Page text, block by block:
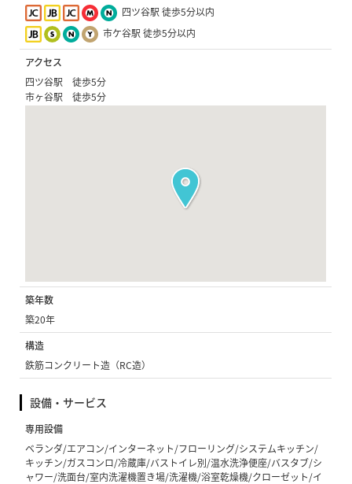
四ツ谷駅 徒歩5分以内
市ケ谷駅 徒歩5分以内
アクセス
四ツ谷駅 徒歩5分
市ヶ谷駅 徒歩5分
築年数
築20年
構造
鉄筋コンクリート造（RC造）
設備・サービス
専用設備
ベランダ/エアコン/インターネット/フローリング/システムキッチン/
キッチン/ガスコンロ/冷蔵庫/バストイレ別/温水洗浄便座/バスタブ/シ
ャワー/洗面台/室内洗濯機置き場/洗濯機/浴室乾燥機/クローゼット/イ